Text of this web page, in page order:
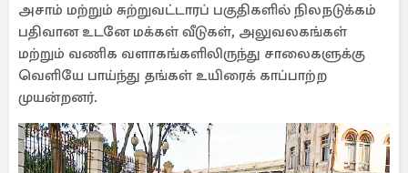
அசாம் மற்றும் சுற்றுவட்டாரப் பகுதிகளில் நிலநடுக்கம்
பதிவான உடனே மக்கள் வீடுகள், அலுவலகங்கள்
மற்றும் வணிக வளாகங்களிலிருந்து சாலைகளுக்கு
வெளியே பாய்ந்து தங்கள் உயிரைக் காப்பாற்ற
முயன்றனர்.